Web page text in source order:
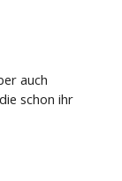
auch
schon ihr